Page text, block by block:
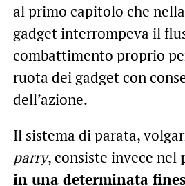
al primo capitolo che
gadget interrompeva il
combattimento proprio
ruota dei gadget con
dell’azione.
Il sistema di parata,
parry, consiste invece nel
in una determinata